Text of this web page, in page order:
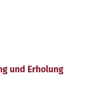
und Erholung